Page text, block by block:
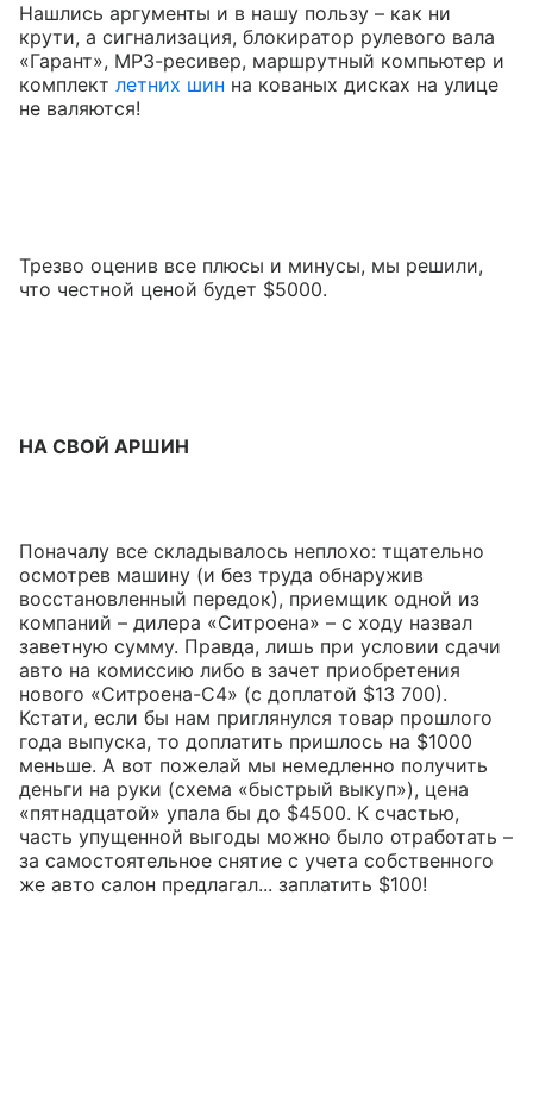
Нашлись аргументы и в нашу пользу – как ни
крути, а сигнализация, блокиратор рулевого вала
«Гарант», МР3-ресивер, маршрутный компьютер и
комплект летних шин на кованых дисках на улице
не валяются!
Трезво оценив все плюсы и минусы, мы решили,
что честной ценой будет $5000.
НА СВОЙ АРШИН
Поначалу все складывалось неплохо: тщательно
осмотрев машину (и без труда обнаружив
восстановленный передок), приемщик одной из
компаний – дилера «Ситроена» – с ходу назвал
заветную сумму. Правда, лишь при условии сдачи
авто на комиссию либо в зачет приобретения
нового «Ситроена-С4» (с доплатой $13 700).
Кстати, если бы нам приглянулся товар прошлого
года выпуска, то доплатить пришлось на $1000
меньше. А вот пожелай мы немедленно получить
деньги на руки (схема «быстрый выкуп»), цена
«пятнадцатой» упала бы до $4500. К счастью,
часть упущенной выгоды можно было отработать –
за самостоятельное снятие с учета собственного
же авто салон предлагал... заплатить $100!